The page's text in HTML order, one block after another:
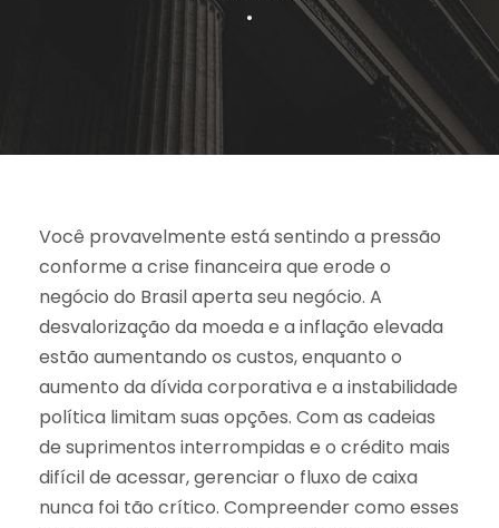
•
Você provavelmente está sentindo a pressão
conforme a crise financeira que erode o
negócio do Brasil aperta seu negócio. A
desvalorização da moeda e a inflação elevada
estão aumentando os custos, enquanto o
aumento da dívida corporativa e a instabilidade
política limitam suas opções. Com as cadeias
de suprimentos interrompidas e o crédito mais
difícil de acessar, gerenciar o fluxo de caixa
nunca foi tão crítico. Compreender como esses